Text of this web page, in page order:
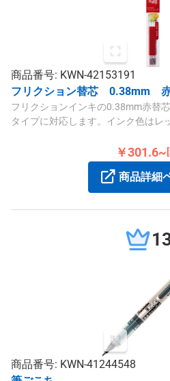
商品番号: KWN-42153191
フリクション替芯 0.38mm
フリクションインキの0.38mm赤替
タイプに対応します。インク色はレ
￥301.6~
商品詳細
商品番号: KWN-41244548